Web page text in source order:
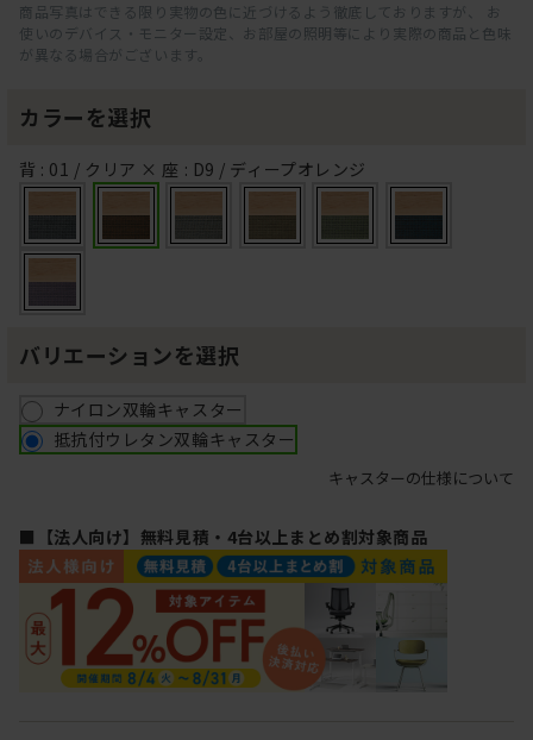
商品写真はできる限り実物の色に近づけるよう徹底しておりますが、 お
使いのデバイス・モニター設定、お部屋の照明等により実際の商品と色味
が異なる場合がございます。
カラーを選択
背 : 01 / クリア × 座 : D9 / ディープオレンジ
バリエーションを選択
ナイロン双輪キャスター
抵抗付ウレタン双輪キャスター
キャスターの仕様について
■【法人向け】無料見積・4台以上まとめ割対象商品